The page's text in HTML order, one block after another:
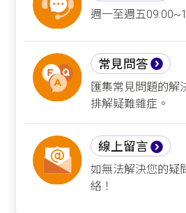
週一至週五
常見問答
匯集常見問題的解
排解疑難雜症。
線上留言
如無法解決您的疑
絡！